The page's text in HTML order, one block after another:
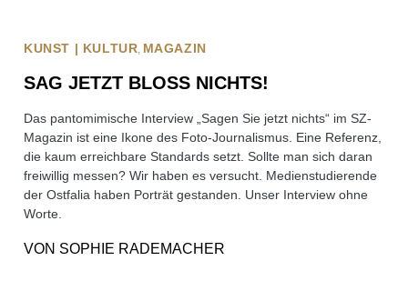
KUNST | KULTUR MAGAZIN
SAG JETZT BLOSS NICHTS!
Das pantomimische Interview „Sagen Sie jetzt nichts“ im SZ-
Magazin ist eine Ikone des Foto-Journalismus. Eine Referenz,
die kaum erreichbare Standards setzt. Sollte man sich daran
freiwillig messen? Wir haben es versucht. Medienstudierende
der Ostfalia haben Porträt gestanden. Unser Interview ohne
Worte.
VON SOPHIE RADEMACHER